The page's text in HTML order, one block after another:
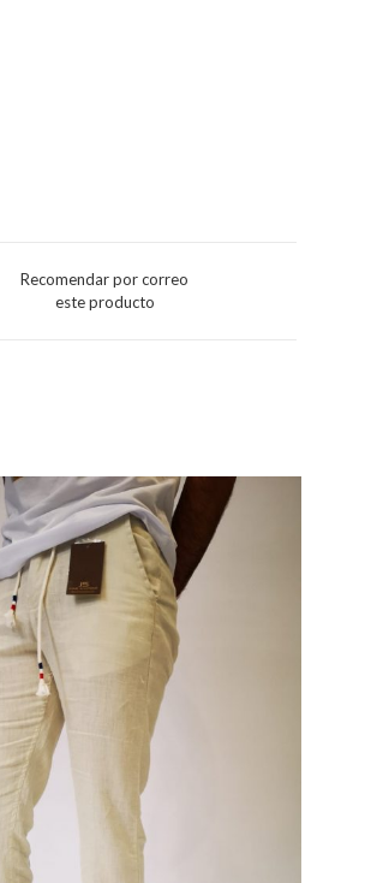
Recomendar por correo
este producto